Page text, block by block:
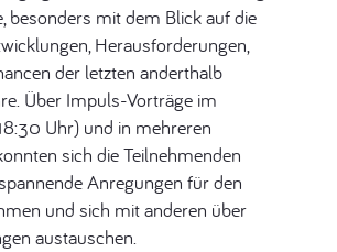
besonders mit dem Blick auf die
Herausforderungen,
der letzten anderthalb
Über Impuls-Vorträge im
Uhr) und in mehreren
sich die Teilnehmenden
Anregungen für den
und sich mit anderen über
austauschen.